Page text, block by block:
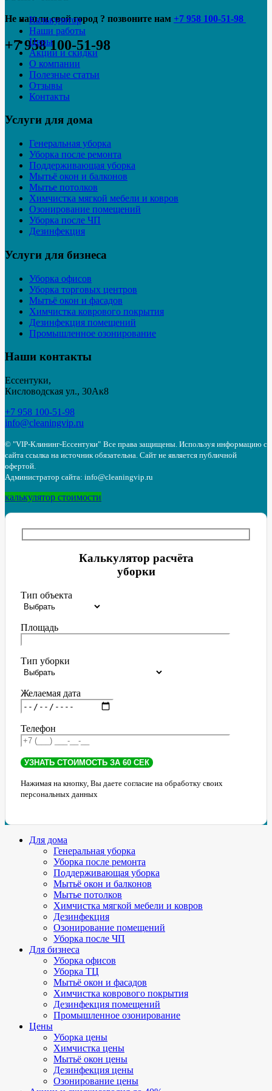
Не нашли свой город ? позвоните нам +7 958 100-51-98
+7 958 100-51-98
Калькулятор
Наши работы
Цены
Акции и скидки
О компании
Полезные статьи
Отзывы
Контакты
Услуги для дома
Генеральная уборка
Уборка после ремонта
Поддерживающая уборка
Мытьё окон и балконов
Мытье потолков
Химчистка мягкой мебели и ковров
Озонирование помещений
Уборка после ЧП
Дезинфекция
Услуги для бизнеса
Уборка офисов
Уборка торговых центров
Мытьё окон и фасадов
Химчистка коврового покрытия
Дезинфекция помещений
Промышленное озонирование
Наши контакты
Ессентуки,
Кисловодская ул., 30Ак8
+7 958 100-51-98
info@cleaningvip.ru
© "VIP-Клининг-Ессентуки" Все права защищены. Используя информацию с
сайта ссылка на источник обязательна. Сайт не является публичной
офертой.
Администратор сайта: info@cleaningvip.ru
калькулятор стоимости
Калькулятор расчёта
уборки
Тип объекта
Площадь
Тип уборки
Желаемая дата
Телефон
Нажимая на кнопку, Вы даете согласие на обработку своих
персональных данных
Для дома
Генеральная уборка
Уборка после ремонта
Поддерживающая уборка
Мытьё окон и балконов
Мытье потолков
Химчистка мягкой мебели и ковров
Дезинфекция
Озонирование помещений
Уборка после ЧП
Для бизнеса
Уборка офисов
Уборка ТЦ
Мытьё окон и фасадов
Химчистка коврового покрытия
Дезинфекция помещений
Промышленное озонирование
Цены
Уборка цены
Химчистка цены
Мытьё окон цены
Дезинфекция цены
Озонирование цены